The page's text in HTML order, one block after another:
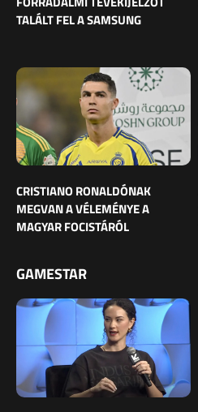
TALÁLT FEL A SAMSUNG
CRISTIANO RONALDÓNAK
MEGVAN A VÉLEMÉNYE A
MAGYAR FOCISTÁRÓL
GAMESTAR